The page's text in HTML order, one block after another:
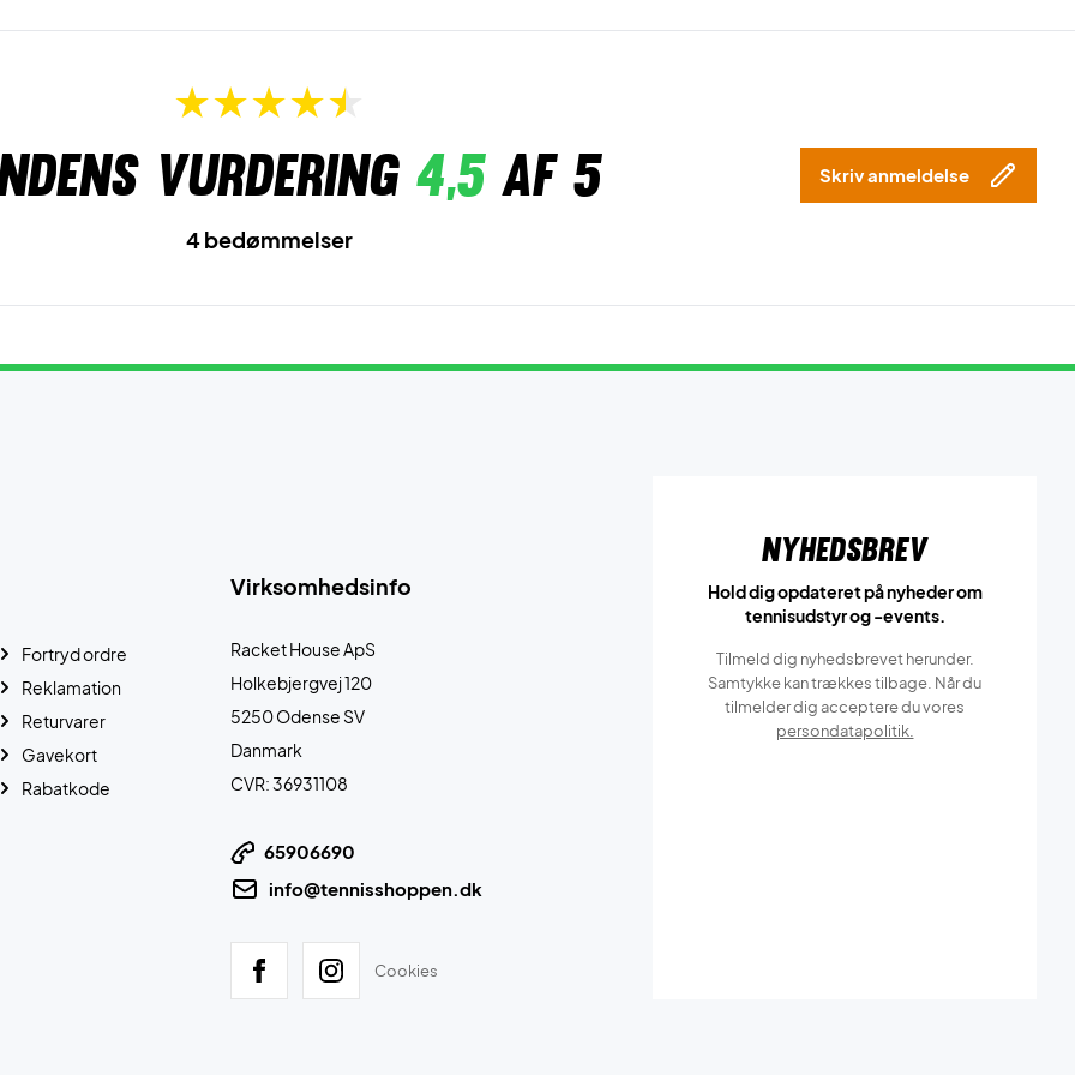
vurdering 4,5af 5 Skriv anmeldelse
4 bedømmelser
Virksomhedsinfo
Racket House ApS
Holkebjergvej 120
5250 Odense SV
Danmark
CVR: 36931108
65906690
info@tennisshoppen.dk
Cookies
Fortryd ordre
Reklamation
Returvarer
Gavekort
Rabatkode
Nyhedsbrev
Hold dig opdateret på nyheder om
tennisudstyr og -events.
Tilmeld dig nyhedsbrevet herunder.
Samtykke kan trækkes tilbage. Når du
tilmelder dig acceptere du vores
persondatapolitik.